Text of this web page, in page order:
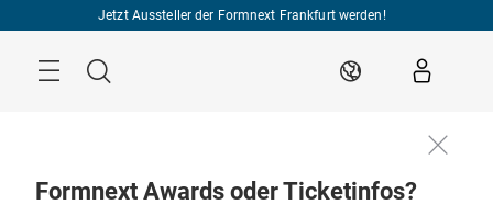
Jetzt Aussteller der Formnext Frankfurt werden!
Suche DE
Formnext Awards oder Ticketinfos?